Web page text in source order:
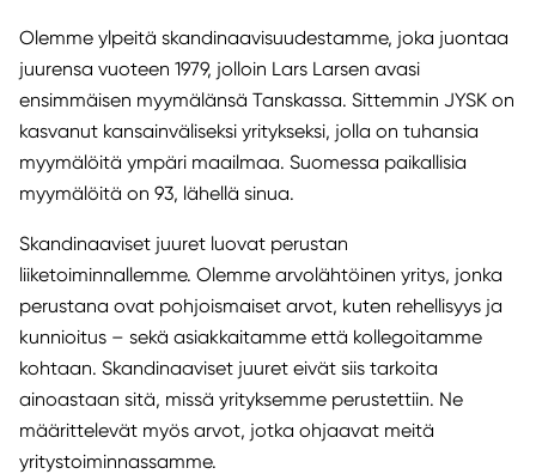
Olemme ylpeitä skandinaavisuudestamme, joka juontaa
juurensa vuoteen 1979, jolloin Lars Larsen avasi
ensimmäisen myymälänsä Tanskassa. Sittemmin JYSK on
kasvanut kansainväliseksi yritykseksi, jolla on tuhansia
myymälöitä ympäri maailmaa. Suomessa paikallisia
myymälöitä on 93, lähellä sinua.
Skandinaaviset juuret luovat perustan
liiketoiminnallemme. Olemme arvolähtöinen yritys, jonka
perustana ovat pohjoismaiset arvot, kuten rehellisyys ja
kunnioitus – sekä asiakkaitamme että kollegoitamme
kohtaan. Skandinaaviset juuret eivät siis tarkoita
ainoastaan sitä, missä yrityksemme perustettiin. Ne
määrittelevät myös arvot, jotka ohjaavat meitä
yritystoiminnassamme.